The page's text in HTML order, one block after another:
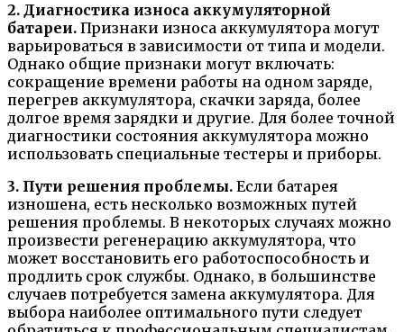
2. Диагностика износа аккумуляторной
батареи. Признаки износа аккумулятора могут
варьироваться в зависимости от типа и модели.
Однако общие признаки могут включать:
сокращение времени работы на одном заряде,
перегрев аккумулятора, скачки заряда, более
долгое время зарядки и другие. Для более точной
диагностики состояния аккумулятора можно
использовать специальные тестеры и приборы.
3. Пути решения проблемы. Если батарея
изношена, есть несколько возможных путей
решения проблемы. В некоторых случаях можно
произвести регенерацию аккумулятора, что
может восстановить его работоспособность и
продлить срок службы. Однако, в большинстве
случаев потребуется замена аккумулятора. Для
выбора наиболее оптимального пути следует